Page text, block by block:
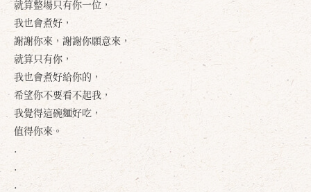
就算整場只有你一位，
我也會煮好，
謝謝你來，謝謝你願意來，
就算只有你，
我也會煮好給你的，
希望你不要看不起我，
我覺得這碗麵好吃，
值得你來。
.
.
.